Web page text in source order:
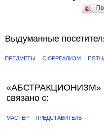
Выдуманные
ПРЕДМЕТЫ СЮРРЕАЛИЗМ
«АБСТРАКЦИОНИЗМ»
связано с:
МАСТЕР ПРЕДСТАВИТЕЛЬ